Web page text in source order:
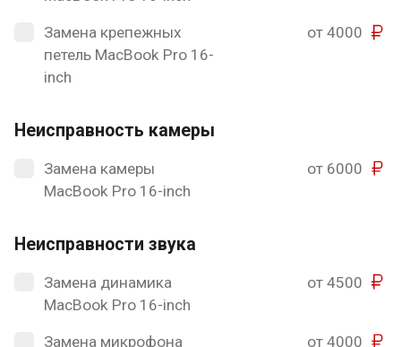
Замена крепежных
петель MacBook Pro 16-
inch
от 4000
Неисправность камеры
Замена камеры
MacBook Pro 16-inch
от 6000
Неисправности звука
Замена динамика
MacBook Pro 16-inch
от 4500
Замена микрофона от 4000